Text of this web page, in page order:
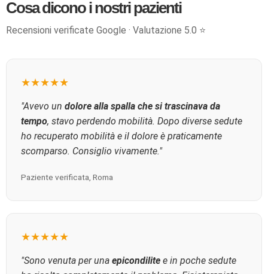
Cosa dicono i nostri pazienti
Recensioni verificate Google · Valutazione 5.0 ⭐
★★★★★
"Avevo un dolore alla spalla che si trascinava da
tempo, stavo perdendo mobilità. Dopo diverse sedute
ho recuperato mobilità e il dolore è praticamente
scomparso. Consiglio vivamente."
Paziente verificata, Roma
★★★★★
"Sono venuta per una epicondilite e in poche sedute